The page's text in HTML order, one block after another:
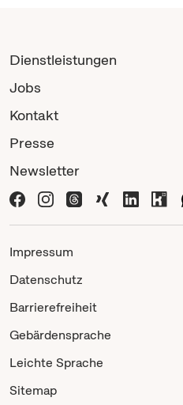
Dienstleistungen
Jobs
Kontakt
Presse
Newsletter
Impressum
Datenschutz
Barrierefreiheit
Gebärdensprache
Leichte Sprache
Sitemap